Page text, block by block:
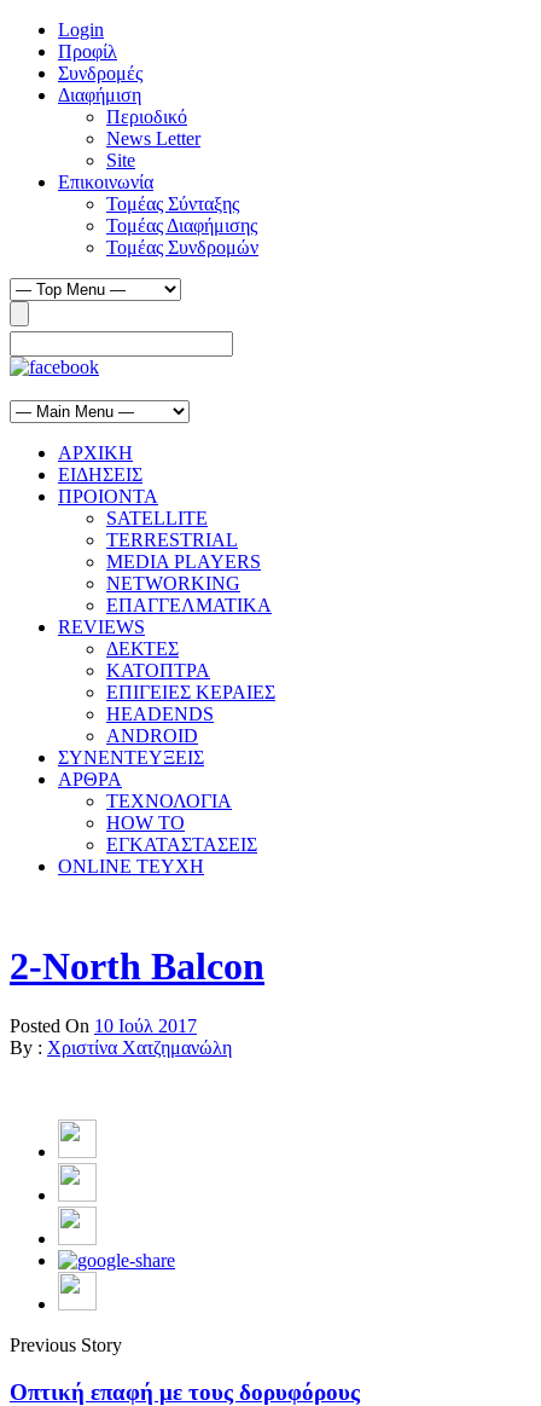
Login
Προφίλ
Συνδρομές
Διαφήμιση
Περιοδικό
News Letter
Site
Επικοινωνία
Τομέας Σύνταξης
Τομέας Διαφήμισης
Τομέας Συνδρομών
ΑΡΧΙΚΗ
ΕΙΔΗΣΕΙΣ
ΠΡΟΙΟΝΤΑ
SATELLITE
TERRESTRIAL
MEDIA PLAYERS
NETWORKING
ΕΠΑΓΓΕΛΜΑΤΙΚΑ
REVIEWS
ΔΕΚΤΕΣ
ΚΑΤΟΠΤΡΑ
ΕΠΙΓΕΙΕΣ ΚΕΡΑΙΕΣ
HEADENDS
ANDROID
ΣΥΝΕΝΤΕΥΞΕΙΣ
ΑΡΘΡΑ
ΤΕΧΝΟΛΟΓΙΑ
HOW TO
ΕΓΚΑΤΑΣΤΑΣΕΙΣ
ONLINE TEYXH
2-North Balcon
Posted On 10 Ιούλ 2017
By : Χριστίνα Χατζημανώλη
Previous Story
Οπτική επαφή με τους δορυφόρους